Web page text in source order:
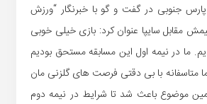
جنوبی در گفت و گو با خبرنگار “ورزش
مقابل سایپا عنوان کرد: بازی خیلی خوبی
ما در نیمه اول این مسابقه مستحق بودیم
متاسفانه با بی دقتی فرصت های گلزنی مان
موضوع باعث شد تا شرایط در نیمه دوم